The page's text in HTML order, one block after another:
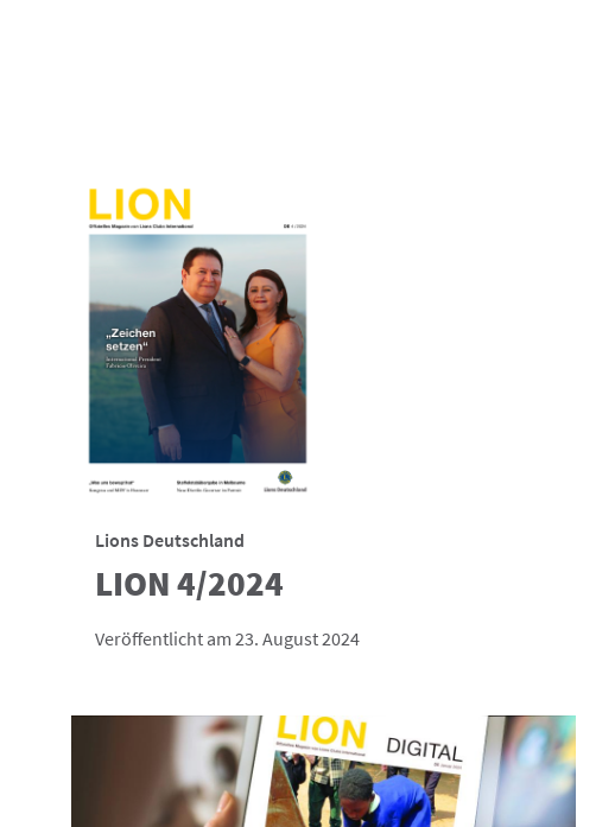
Lions Deutschland
LION 4/2024
Veröffentlicht am 23. August 2024